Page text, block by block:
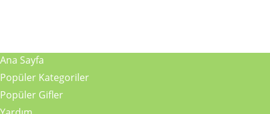
Ana Sayfa
Popüler Kategoriler
Popüler Gifler